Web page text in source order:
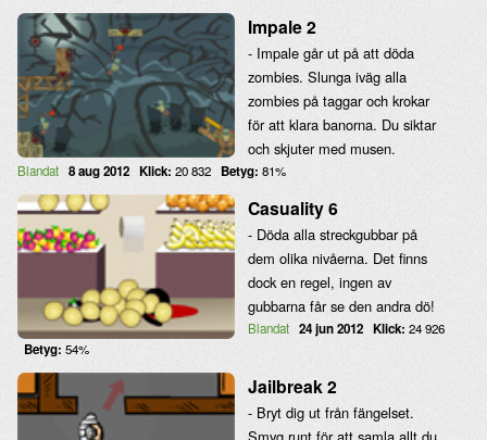
Impale 2
- Impale går ut på att döda
zombies. Slunga iväg alla
zombies på taggar och krokar
för att klara banorna. Du siktar
och skjuter med musen.
Blandat 8 aug 2012 Klick: 20 832 Betyg: 81%
Casuality 6
- Döda alla streckgubbar på
dem olika nivåerna. Det finns
dock en regel, ingen av
gubbarna får se den andra dö!
Blandat 24 jun 2012 Klick: 24 926
Betyg: 54%
Jailbreak 2
- Bryt dig ut från fängelset.